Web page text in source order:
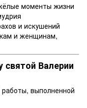
моменты жизни
и искушений
и женщинам,
Валерии
выполненной